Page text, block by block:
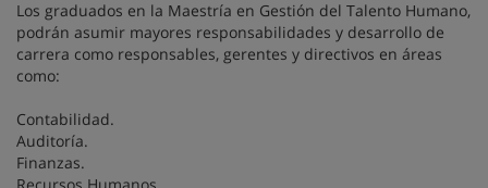
Los graduados en la Maestría en Gestión del Talento Humano,
podrán asumir mayores responsabilidades y desarrollo de
carrera como responsables, gerentes y directivos en áreas
como:
Contabilidad.
Auditoría.
Finanzas.